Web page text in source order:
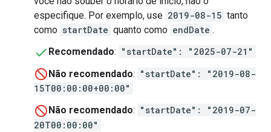
especifique. Por exemplo, use 2019-08-15 tanto
como startDate quanto como endDate .
Recomendado: "startDate": "2025-07-21"
Não recomendado: "startDate": "2019-08-
15T00:00:00+00:00"
Não recomendado: "startDate": "2019-07-
20T00:00:00"